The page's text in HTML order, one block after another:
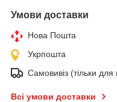
Умови доставки
Нова Пошта
Укрпошта
Самовивіз (тільки
Всі умови доставки